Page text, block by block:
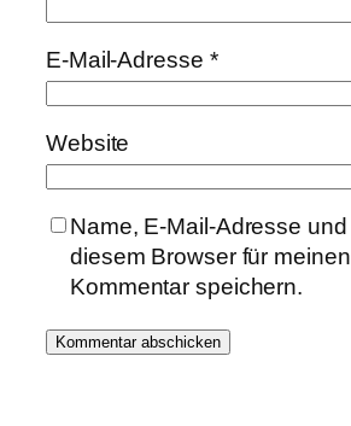
E-Mail-Adresse *
Website
Name, E-Mail-Adresse
diesem Browser für
Kommentar speichern.